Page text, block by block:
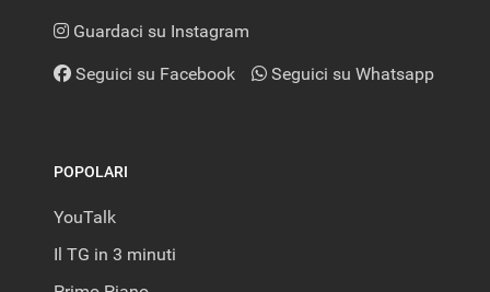
Guardaci su Instagram
Seguici su Facebook Seguici su Whatsapp
POPOLARI
YouTalk
Il TG in 3 minuti